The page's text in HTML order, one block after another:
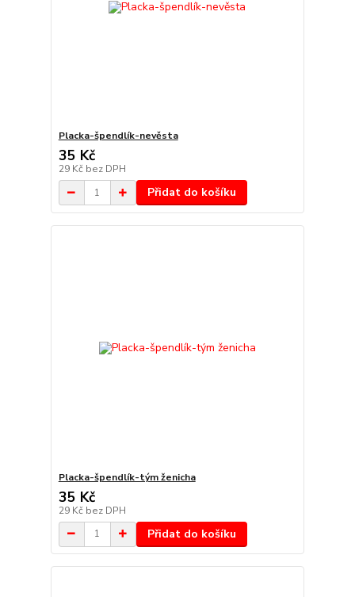
Placka-špendlík-nevěsta
35 Kč
29 Kč bez DPH
Přidat do košíku
Placka-špendlík-tým ženicha
35 Kč
29 Kč bez DPH
Přidat do košíku